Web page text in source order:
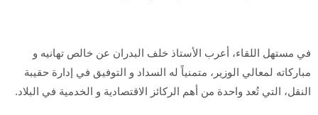
​في مستهل اللقاء، أعرب الأستاذ خلف البدران عن خالص تهانيه و
مباركاته لمعالي الوزير، متمنياً له السداد و التوفيق في إدارة حقيبة
النقل، التي تُعد واحدة من أهم الركائز الاقتصادية و الخدمية في البلاد.